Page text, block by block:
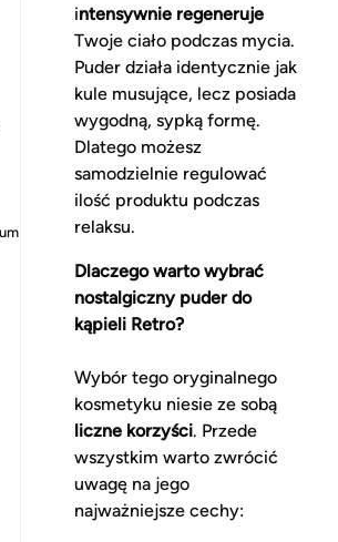
intensywnie regeneruje
Twoje ciało podczas mycia.
Puder działa identycznie jak
kule musujące, lecz posiada
wygodną, sypką formę.
Dlatego możesz
samodzielnie regulować
ilość produktu podczas
relaksu.
Dlaczego warto wybrać
nostalgiczny puder do
kąpieli Retro?
Wybór tego oryginalnego
kosmetyku niesie ze sobą
liczne korzyści. Przede
wszystkim warto zwrócić
uwagę na jego
najważniejsze cechy: